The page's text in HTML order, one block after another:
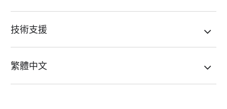
技術支援
繁體中文